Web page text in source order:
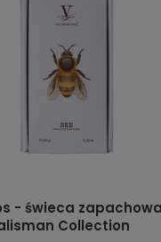
- świeca zapachowa
Collection